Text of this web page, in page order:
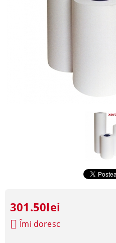
301.50lei
Îmi doresc